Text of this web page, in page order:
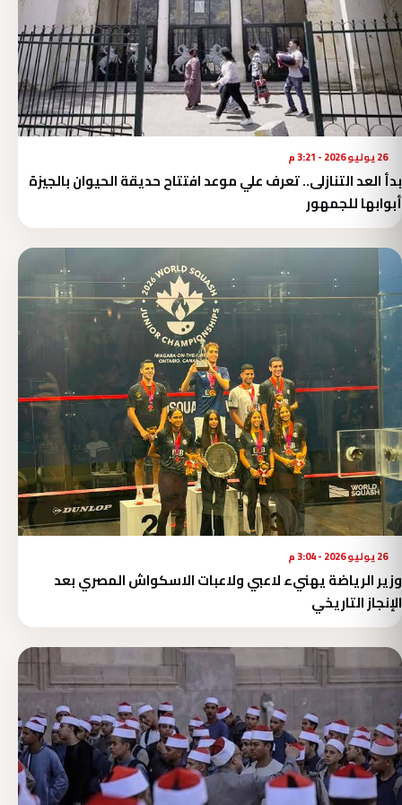
26 يوليو 2026 - 3:21 م
بدأ العد التنازلى.. تعرف علي موعد افتتاح حديقة الحيوان بالجيزة
أبوابها للجمهور
26 يوليو 2026 - 3:04 م
وزير الرياضة يهنيء لاعبي ولاعبات الاسكواش المصري بعد
الإنجاز التاريخي